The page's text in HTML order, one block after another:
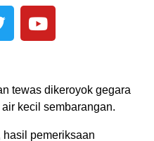
tewas dikeroyok gegara
kecil sembarangan.
hasil pemeriksaan